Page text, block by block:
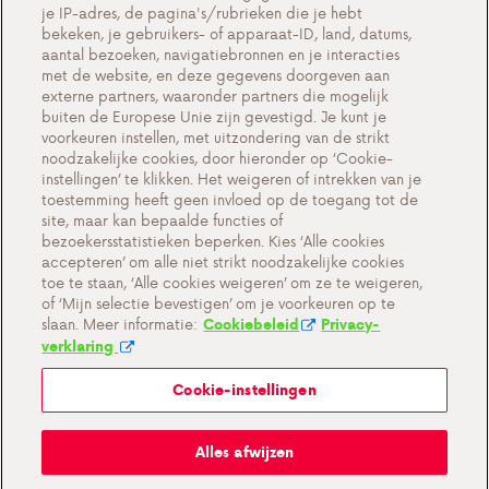
Werken bij Antargaz
Contact
Cookie-instellingen
Belangrijke documenten en algemene
voorwaarden
Privacy en cookiebeleid BE
Mijn Antargaz
je IP-adres, de pagina's/rubrieken die je hebt
bekeken, je gebruikers- of apparaat-ID, land, datums,
aantal bezoeken, navigatiebronnen en je interacties
met de website, en deze gegevens doorgeven aan
externe partners, waaronder partners die mogelijk
buiten de Europese Unie zijn gevestigd. Je kunt je
voorkeuren instellen, met uitzondering van de strikt
noodzakelijke cookies, door hieronder op ‘Cookie-
instellingen’ te klikken. Het weigeren of intrekken van je
toestemming heeft geen invloed op de toegang tot de
site, maar kan bepaalde functies of
bezoekersstatistieken beperken. Kies ‘Alle cookies
accepteren’ om alle niet strikt noodzakelijke cookies
toe te staan, ‘Alle cookies weigeren’ om ze te weigeren,
of ‘Mijn selectie bevestigen’ om je voorkeuren op te
slaan. Meer informatie: Cookiebeleid
Privacy-
verklaring
Cookie-instellingen
Alles afwijzen